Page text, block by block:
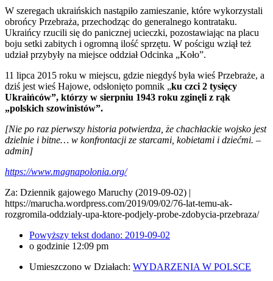
W szeregach ukraińskich nastąpiło zamieszanie, które wykorzystali
obrońcy Przebraża, przechodząc do generalnego kontrataku.
Ukraińcy rzucili się do panicznej ucieczki, pozostawiając na placu
boju setki zabitych i ogromną ilość sprzętu. W pościgu wziął też
udział przybyły na miejsce oddział Odcinka „Koło”.
11 lipca 2015 roku w miejscu, gdzie niegdyś była wieś Przebraże, a
dziś jest wieś Hajowe, odsłonięto pomnik „ku czci 2 tysięcy
Ukraińców”, którzy w sierpniu 1943 roku zginęli z rąk
„polskich szowinistów”.
[Nie po raz pierwszy historia potwierdza, że chachłackie wojsko jest
dzielnie i bitne… w konfrontacji ze starcami, kobietami i dziećmi. –
admin]
https://www.magnapolonia.org/
Za: Dziennik gajowego Maruchy (2019-09-02) |
https://marucha.wordpress.com/2019/09/02/76-lat-temu-ak-
rozgromila-oddzialy-upa-ktore-podjely-probe-zdobycia-przebraza/
Powyższy tekst dodano: 2019-09-02
o godzinie 12:09 pm
Umieszczono w Działach: WYDARZENIA W POLSCE